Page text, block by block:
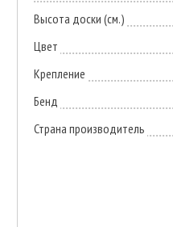
Высота доски (см.)
Цвет
Крепление
Бенд
Страна производитель